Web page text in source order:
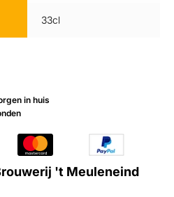
in huis
33cl
't Meuleneind